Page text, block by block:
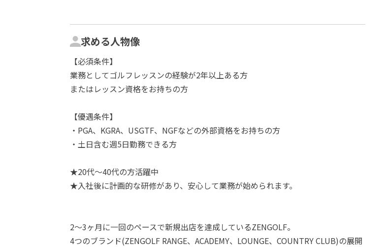
求める人物像
【必須条件】
業務としてゴルフレッスンの経験が2年以上ある方
またはレッスン資格をお持ちの方
【優遇条件】
・PGA、KGRA、USGTF、NGFなどの外部資格をお持ちの方
・土日含む週5日勤務できる方
★20代～40代の方活躍中
★入社後に計画的な研修があり、安心して業務が始められます。
2～3ヶ月に一回のペースで新規出店を達成しているZENGOLF。
4つのブランド(ZENGOLF RANGE、ACADEMY、LOUNGE、COUNTRY CLUB)の展開